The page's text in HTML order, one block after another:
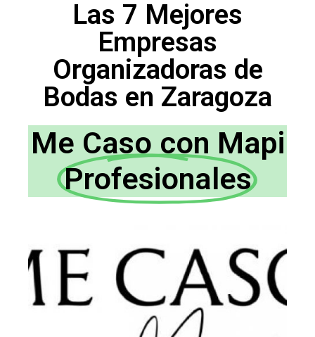
Las 7 Mejores
Empresas
Organizadoras de
Bodas en Zaragoza
Me Caso con Mapi
Profesionales